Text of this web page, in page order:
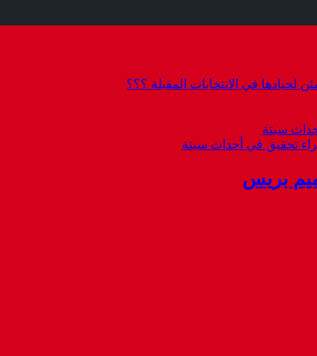
في الانتخابات المقبلة ؟؟؟
سبتة
تحقيق في أحداث سبتة
بريس